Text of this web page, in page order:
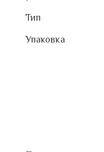
Тип
Упаковка